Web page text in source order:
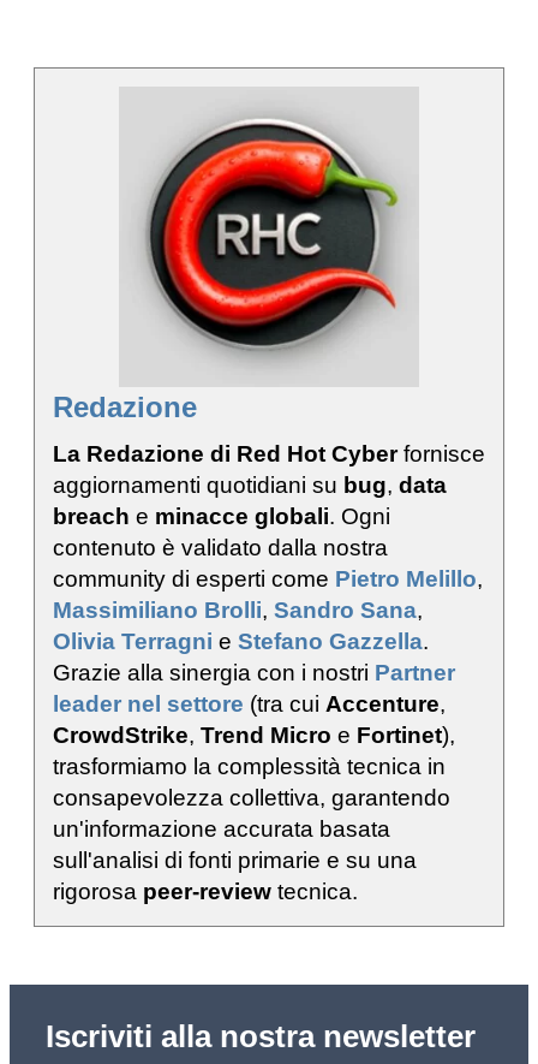
Redazione
La Redazione di Red Hot Cyberfornisce
aggiornamenti quotidiani su bug, data
breach e minacce globali. Ogni
contenuto è validato dalla nostra
community di esperti come Pietro Melillo,
Massimiliano Brolli, Sandro Sana,
Olivia Terragni e Stefano Gazzella.
Grazie alla sinergia con i nostri Partner
leader nel settore (tra cui Accenture,
CrowdStrike, Trend Micro e Fortinet),
trasformiamo la complessità tecnica in
consapevolezza collettiva, garantendo
un'informazione accurata basata
sull'analisi di fonti primarie e su una
rigorosa peer-review tecnica.
Iscriviti alla nostra newsletter